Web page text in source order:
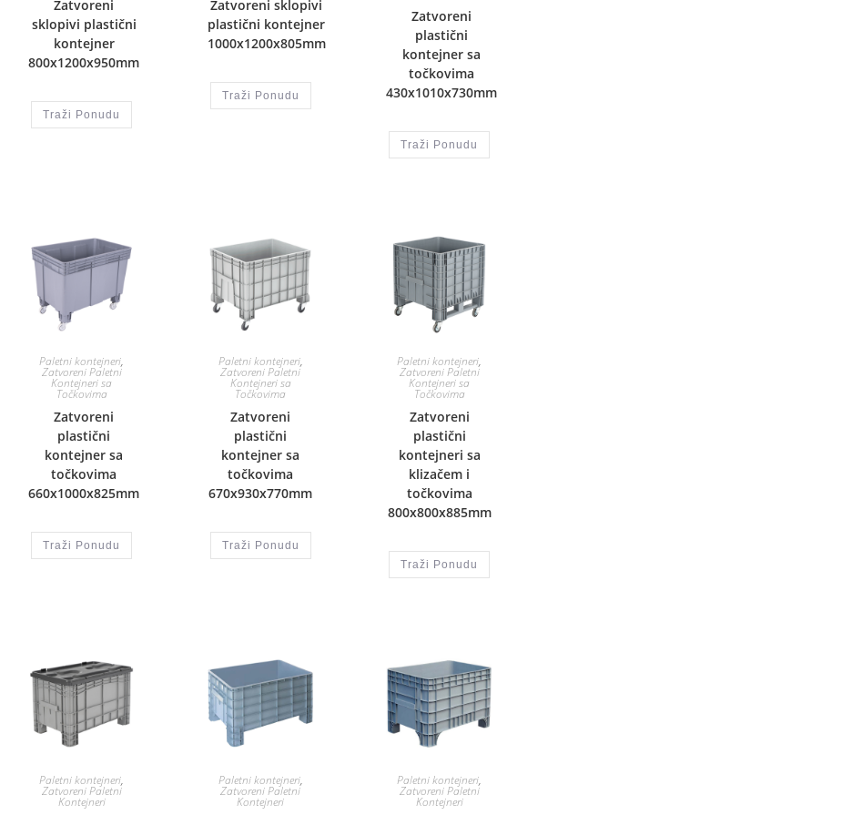
Zatvoreni
sklopivi plastični
kontejner
800x1200x950mm
Traži Ponudu
Zatvoreni sklopivi
plastični kontejner
1000x1200x805mm
Traži Ponudu
Zatvoreni
plastični
kontejner sa
točkovima
430x1010x730mm
Traži Ponudu
Paletni kontejneri,
Zatvoreni Paletni
Kontejneri sa
Točkovima
Zatvoreni
plastični
kontejner sa
točkovima
660x1000x825mm
Traži Ponudu
Paletni kontejneri,
Zatvoreni Paletni
Kontejneri sa
Točkovima
Zatvoreni
plastični
kontejner sa
točkovima
670x930x770mm
Traži Ponudu
Paletni kontejneri,
Zatvoreni Paletni
Kontejneri sa
Točkovima
Zatvoreni
plastični
kontejneri sa
klizačem i
točkovima
800x800x885mm
Traži Ponudu
Paletni kontejneri,
Zatvoreni Paletni
Kontejneri
Paletni kontejneri,
Zatvoreni Paletni
Kontejneri
Paletni kontejneri,
Zatvoreni Paletni
Kontejneri